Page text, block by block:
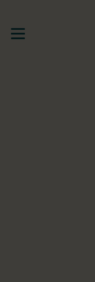
Ouvrir le menu